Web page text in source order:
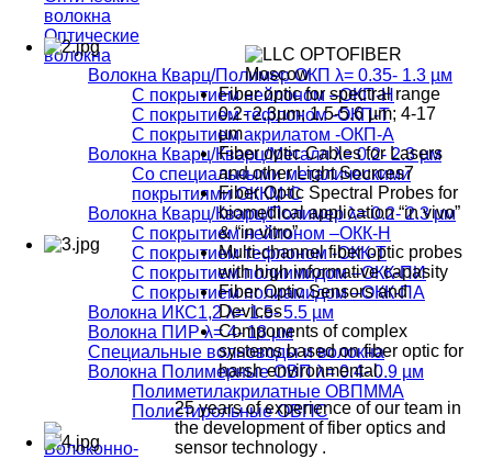
Fiber optic for spectral range
0.2- 2.3µm; 1.5-5.6 µm; 4-17
µm
Fiber optic Cables for Lasers
and other Light Sources7
Fiber Optic Spectral Probes for
biomedical application “in vivo”
& “in vitro”
Multi-channel fiber optic probes
with high informative capasity
Fiber Optic Sensors and
Devices
Components of complex
systems based on fiber optic for
harsh environmental.
25 years of experience of our team in
the development of fiber optics and
sensor technology .
Оптические
волокна
Волокна Кварц/Полимер ОКП λ= 0.35- 1.3 µм
С покрытием нейлоном –ОКП-Н
С покрытием тефлоном -ОКП-Т
С покрытием акрилатом -ОКП-А
Волокна Кварц/Кварц/Металл λ= 0.2- 2.3 µм
Со специальными металическими
покрытиями ОККМ-С
Волокна Кварц/Кварц/Полимер λ= 0.2- 2.3 µм
С покрытием нейлоном –ОКК-Н
С покрытием тефлоном -ОКК-Т
С покрытием полиимидом –ОКК-ПИ
С покрытием полиамидом –ОКК-ПА
Волокна ИКС1,2 λ= 1.5- 5.5 µм
Волокна ПИР λ= 4- 18 µм
Специальные волноводы и волокна
Волокна Полимерные ОВП λ= 0.4- 0.9 µм
Полиметилакрилатные ОВПММА
Полистирольные ОВПС